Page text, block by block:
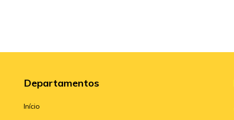
Departamentos
Início